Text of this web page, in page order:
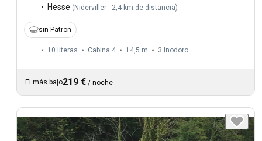
Hesse ( Niderviller : 2,4 km de distancia)
sin Patron
10 literas Cabina 4 14,5 m 3 Inodoro
El más bajo219 € / noche